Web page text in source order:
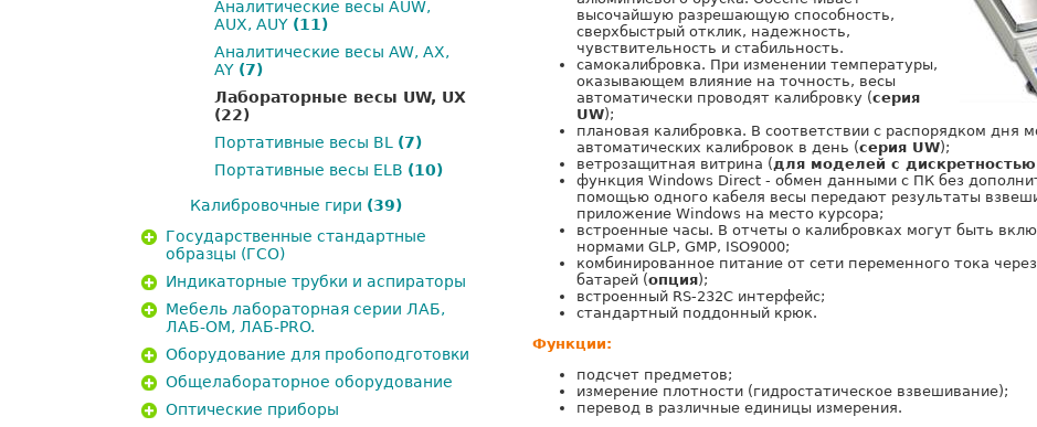
высочайшую разрешающую способность,
сверхбыстрый отклик, надежность,
чувствительность и стабильность.
самокалибровка. При изменении температуры,
оказывающем влияние на точность, весы
автоматически проводят калибровку (серия
UW);
плановая калибровка. В соответствии с распорядком дня
автоматических калибровок в день (серия UW);
ветрозащитная витрина (для моделей с
функция Windows Direct - обмен данными с ПК без
помощью одного кабеля весы передают результаты
приложение Windows на место курсора;
встроенные часы. В отчеты о калибровках могут быть
нормами GLP, GMP, ISO9000;
комбинированное питание от сети переменного тока
батарей (опция);
встроенный RS-232C интерфейс;
стандартный поддонный крюк.
Функции:
подсчет предметов;
измерение плотности (гидростатическое взвешивание);
перевод в различные единицы измерения.
Аналитические весы AUW,
AUX, AUY (11)
Аналитические весы AW, AX,
AY (7)
Лабораторные весы UW, UX
(22)
Портативные весы BL (7)
Портативные весы ELB (10)
Калибровочные гири (39)
Государственные стандартные
образцы (ГСО)
Индикаторные трубки и аспираторы
Мебель лабораторная серии ЛАБ,
ЛАБ-ОМ, ЛАБ-PRO.
Оборудование для пробоподготовки
Общелабораторное оборудование
Оптические приборы